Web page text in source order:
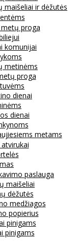
maišeliai ir dėžutės
proga
komunijai
metinėms
proga
dienai
dienai
metams
paslauga
maišeliai
dėžutės
medžiagos
popierius
pinigams
pinigams